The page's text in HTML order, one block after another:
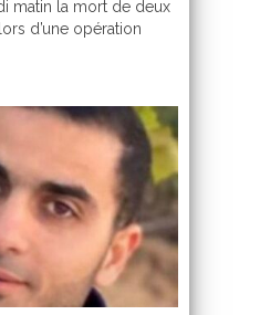
matin la mort de deux
d’une opération